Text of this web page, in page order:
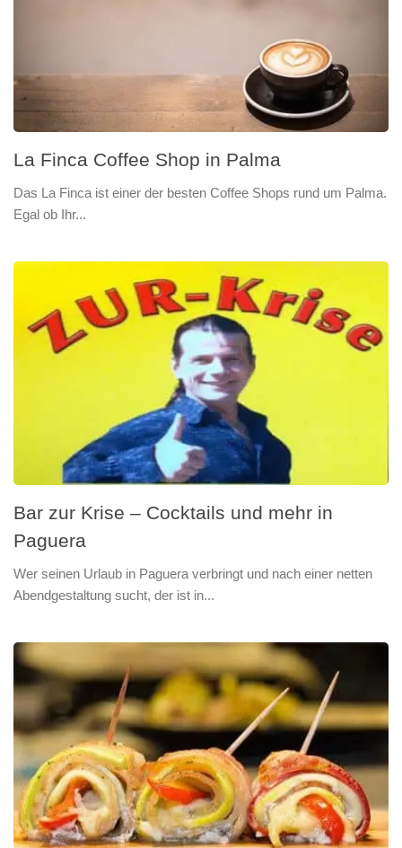
La Finca Coffee Shop in Palma
Das La Finca ist einer der besten Coffee Shops rund um Palma.
Egal ob Ihr...
Bar zur Krise – Cocktails und mehr in
Paguera
Wer seinen Urlaub in Paguera verbringt und nach einer netten
Abendgestaltung sucht, der ist in...